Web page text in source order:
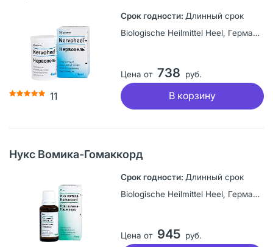
11
Длинный срок
Biologische Heilmittel Heel, Германия
Цена от 738 руб.
В корзину
Нукс Вомика-Гомаккорд
Длинный срок
Biologische Heilmittel Heel, Германия
Цена от 945 руб.